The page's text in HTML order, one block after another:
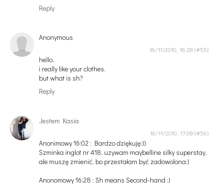
Reply
Anonymous
16/11/2010, 16:28
hello,
i really like your clothes.
but what is sh?
Reply
Jestem Kasia
16/11/2010, 17:08
Anonimowy 16:02 : Bardzo dziękuję:))
Szminka inglot nr 418, uzywam maybelline silky superstay,
ale muszę zmienić, bo przestałam być zadowolona:)
Anonomowy 16:28 : Sh means Second-hand :)